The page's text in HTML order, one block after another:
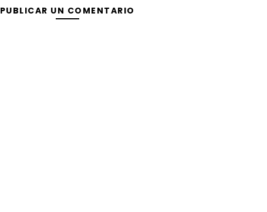
PUBLICAR UN COMENTARIO